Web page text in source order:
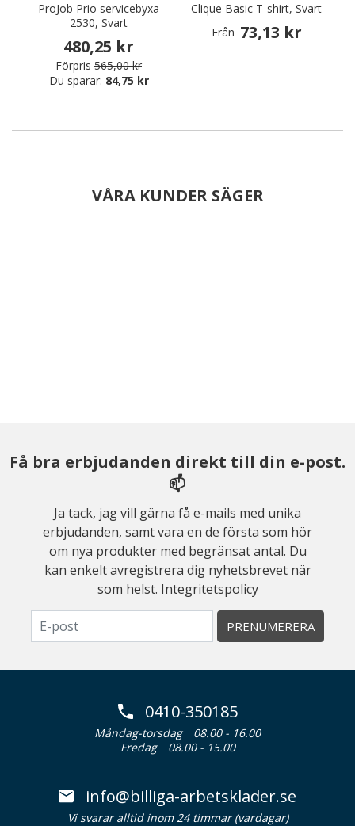
ProJob Prio servicebyxa
2530, Svart
480,25 kr
Förpris 565,00 kr
Du sparar: 84,75 kr
Clique Basic T-shirt, Svart
Från 73,13 kr
VÅRA KUNDER SÄGER
Få bra erbjudanden direkt till din e-post.
📫
Ja tack, jag vill gärna få e-mails med unika
erbjudanden, samt vara en de första som hör
om nya produkter med begränsat antal. Du
kan enkelt avregistrera dig nyhetsbrevet när
som helst. Integritetspolicy
PRENUMERERA
0410-350185
Måndag-torsdag
08.00 - 16.00
Fredag
08.00 - 15.00
info@billiga-arbetsklader.se
Vi svarar alltid inom 24 timmar (vardagar)